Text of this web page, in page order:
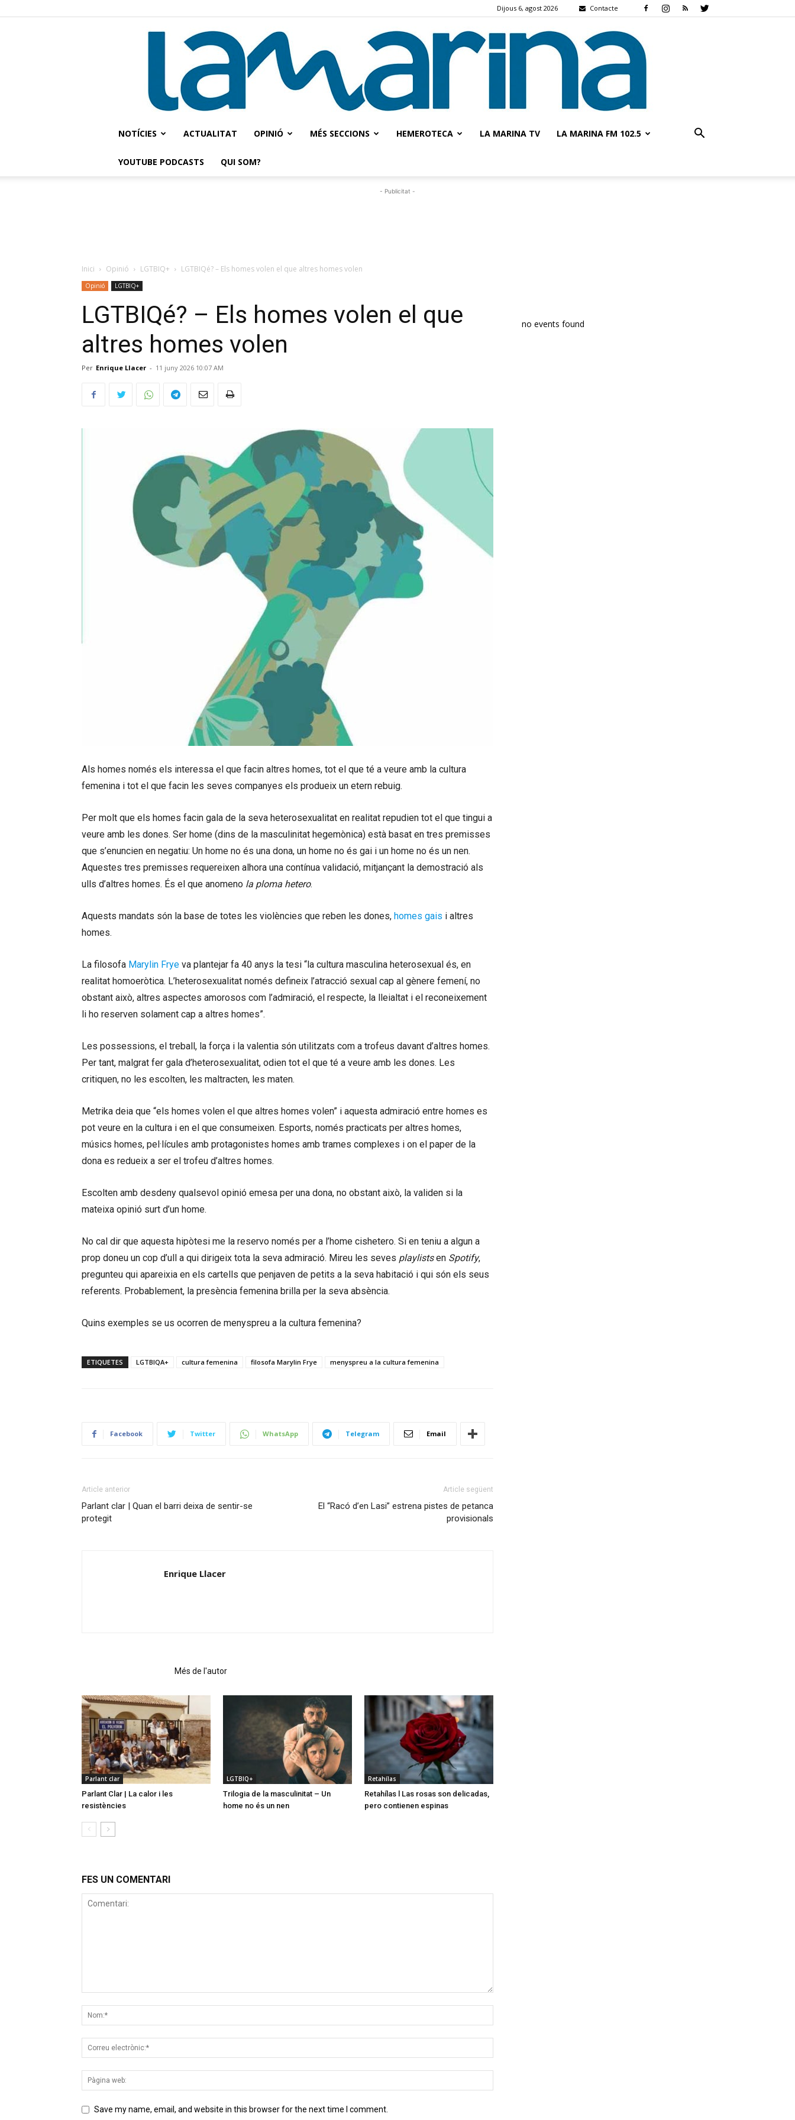
Dijous 6, agost 2026 Contacte
NOTÍCIES ACTUALITAT OPINIÓ MÉS SECCIONS HEMEROTECA LA MARINA TV LA MARINA FM 102.5
YOUTUBE PODCASTS QUI SOM?
- Publicitat -
Inici Opinió LGTBIQ+ LGTBIQé? – Els homes volen el que altres homes volen
Opinió LGTBIQ+
LGTBIQé? – Els homes volen el que
altres homes volen
Per Enrique Llacer - 11 juny 2026 10:07 AM
Als homes només els interessa el que facin altres homes, tot el que té a veure amb la cultura
femenina i tot el que facin les seves companyes els produeix un etern rebuig.
Per molt que els homes facin gala de la seva heterosexualitat en realitat repudien tot el que tingui a
veure amb les dones. Ser home (dins de la masculinitat hegemònica) està basat en tres premisses
que s’enuncien en negatiu: Un home no és una dona, un home no és gai i un home no és un nen.
Aquestes tres premisses requereixen alhora una contínua validació, mitjançant la demostració als
ulls d’altres homes. És el que anomeno la ploma hetero.
Aquests mandats són la base de totes les violències que reben les dones, homes gais i altres
homes.
La filosofa Marylin Frye va plantejar fa 40 anys la tesi “la cultura masculina heterosexual és, en
realitat homoeròtica. L’heterosexualitat només defineix l’atracció sexual cap al gènere femení, no
obstant això, altres aspectes amorosos com l’admiració, el respecte, la lleialtat i el reconeixement
li ho reserven solament cap a altres homes”.
Les possessions, el treball, la força i la valentia són utilitzats com a trofeus davant d’altres homes.
Per tant, malgrat fer gala d’heterosexualitat, odien tot el que té a veure amb les dones. Les
critiquen, no les escolten, les maltracten, les maten.
Metrika deia que “els homes volen el que altres homes volen” i aquesta admiració entre homes es
pot veure en la cultura i en el que consumeixen. Esports, només practicats per altres homes,
músics homes, pel·lícules amb protagonistes homes amb trames complexes i on el paper de la
dona es redueix a ser el trofeu d’altres homes.
Escolten amb desdeny qualsevol opinió emesa per una dona, no obstant això, la validen si la
mateixa opinió surt d’un home.
No cal dir que aquesta hipòtesi me la reservo només per a l’home cishetero. Si en teniu a algun a
prop doneu un cop d’ull a qui dirigeix tota la seva admiració. Mireu les seves playlistsen Spotify,
pregunteu qui apareixia en els cartells que penjaven de petits a la seva habitació i qui són els seus
referents. Probablement, la presència femenina brilla per la seva absència.
Quins exemples se us ocorren de menyspreu a la cultura femenina?
ETIQUETES LGTBIQA+ cultura femenina filosofa Marylin Frye menyspreu a la cultura femenina
Facebook Twitter WhatsApp Telegram Email
Article anterior
Parlant clar | Quan el barri deixa de sentir-se
protegit
Article següent
El “Racó d’en Lasi” estrena pistes de petanca
provisionals
Enrique Llacer
Més de l'autor
Parlant clar
Parlant Clar | La calor i les
resistències
LGTBIQ+
Trilogia de la masculinitat – Un
home no és un nen
Retahílas
Retahílas l Las rosas son delicadas,
pero contienen espinas
FES UN COMENTARI
Save my name, email, and website in this browser for the next time I comment.
no events found